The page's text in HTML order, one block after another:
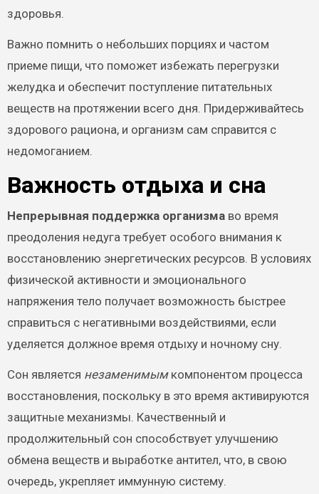
здоровья.
Важно помнить о небольших порциях и частом
приеме пищи, что поможет избежать перегрузки
желудка и обеспечит поступление питательных
веществ на протяжении всего дня. Придерживайтесь
здорового рациона, и организм сам справится с
недомоганием.
Важность отдыха и сна
Непрерывная поддержка организмаво время
преодоления недуга требует особого внимания к
восстановлению энергетических ресурсов. В условиях
физической активности и эмоционального
напряжения тело получает возможность быстрее
справиться с негативными воздействиями, если
уделяется должное время отдыху и ночному сну.
Сон является незаменимымкомпонентом процесса
восстановления, поскольку в это время активируются
защитные механизмы. Качественный и
продолжительный сон способствует улучшению
обмена веществ и выработке антител, что, в свою
очередь, укрепляет иммунную систему.